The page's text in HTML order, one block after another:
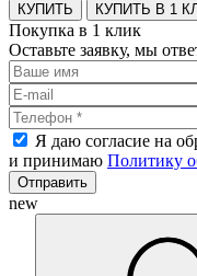
КУПИТЬ В 1
Покупка в 1 клик
Оставьте заявку, мы
Я даю согласие на
и принимаю Политику
Отправить
new